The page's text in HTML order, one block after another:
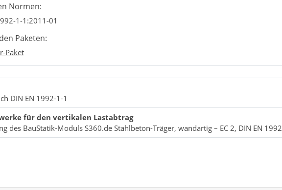
Normen:
1-1:2011-01
Paketen:
Paket
DIN EN 1992-1-1
für den vertikalen Lastabtrag
des BauStatik-Moduls S360.de Stahlbeton-Träger, wandartig – EC 2, DIN EN